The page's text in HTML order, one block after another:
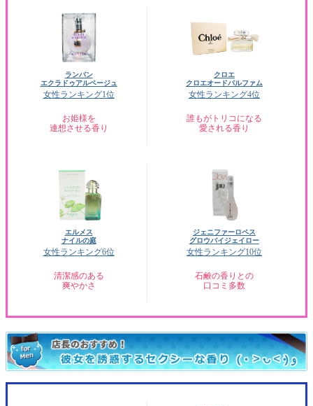
ランバン
エクラドゥアルページュ
女性ランキング1位
お姫様を
連想させる香り
クロエ
クロエオードパルファム
女性ランキング4位
誰もがトリコになる
愛される香り
エルメス
ナイルの庭
女性ランキング6位
清潔感のある
爽やかさ
ジェニファーロペス
グロウバイジェイロー
女性ランキング10位
石鹸の香りとの
口コミ多数